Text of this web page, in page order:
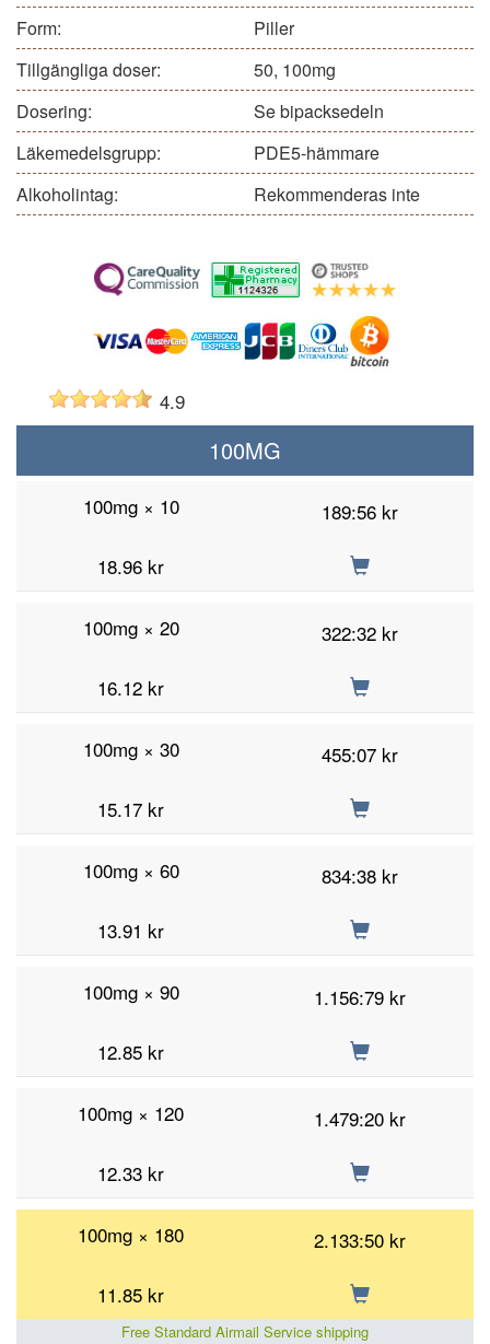
Form:
Piller
Tillgängliga doser:
50, 100mg
Dosering:
Se bipacksedeln
Läkemedelsgrupp:
PDE5-hämmare
Alkoholintag:
Rekommenderas inte
4.9
100MG
100mg × 10
189:56 kr
18.96 kr
100mg × 20
322:32 kr
16.12 kr
100mg × 30
455:07 kr
15.17 kr
100mg × 60
834:38 kr
13.91 kr
100mg × 90
1.156:79 kr
12.85 kr
100mg × 120
1.479:20 kr
12.33 kr
100mg × 180
2.133:50 kr
11.85 kr
Free Standard Airmail Service shipping